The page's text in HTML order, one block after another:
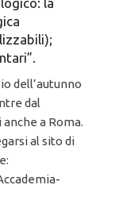
dell’autunno
dal
a Roma.
al sito di